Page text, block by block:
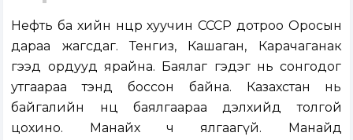
Нефть ба хийн нөөцөөрөө хуучин СССР дотроо Оросын
дараа жагсдаг. Тенгиз, Кашаган, Карачаганак
гээд ордууд ярайна. Баялаг гэдэг нь сонгодог
утгаараа тэнд боссон байна. Казахстан нь
байгалийн нөөц баялгаараа дэлхийд толгой
цохино. Манайх ч ялгаагүй. Манайд